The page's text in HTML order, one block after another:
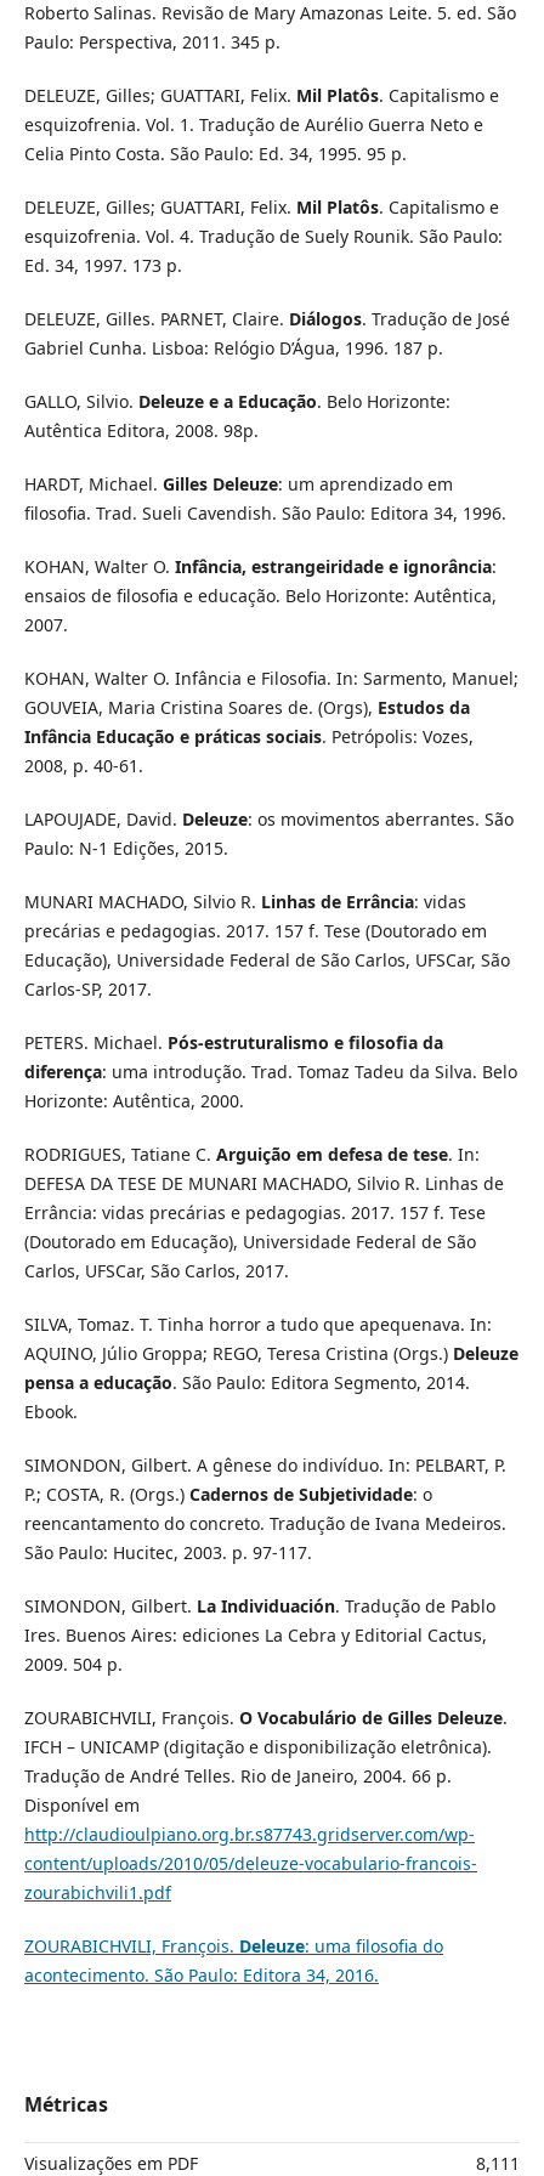
Roberto Salinas. Revisão de Mary Amazonas Leite. 5. ed. São
Paulo: Perspectiva, 2011. 345 p.
DELEUZE, Gilles; GUATTARI, Felix. Mil Platôs. Capitalismo e
esquizofrenia. Vol. 1. Tradução de Aurélio Guerra Neto e
Celia Pinto Costa. São Paulo: Ed. 34, 1995. 95 p.
DELEUZE, Gilles; GUATTARI, Felix. Mil Platôs. Capitalismo e
esquizofrenia. Vol. 4. Tradução de Suely Rounik. São Paulo:
Ed. 34, 1997. 173 p.
DELEUZE, Gilles. PARNET, Claire. Diálogos. Tradução de José
Gabriel Cunha. Lisboa: Relógio D’Água, 1996. 187 p.
GALLO, Silvio. Deleuze e a Educação. Belo Horizonte:
Autêntica Editora, 2008. 98p.
HARDT, Michael. Gilles Deleuze: um aprendizado em
filosofia. Trad. Sueli Cavendish. São Paulo: Editora 34, 1996.
KOHAN, Walter O. Infância, estrangeiridade e ignorância:
ensaios de filosofia e educação. Belo Horizonte: Autêntica,
2007.
KOHAN, Walter O. Infância e Filosofia. In: Sarmento, Manuel;
GOUVEIA, Maria Cristina Soares de. (Orgs), Estudos da
Infância Educação e práticas sociais. Petrópolis: Vozes,
2008, p. 40-61.
LAPOUJADE, David. Deleuze: os movimentos aberrantes. São
Paulo: N-1 Edições, 2015.
MUNARI MACHADO, Silvio R. Linhas de Errância: vidas
precárias e pedagogias. 2017. 157 f. Tese (Doutorado em
Educação), Universidade Federal de São Carlos, UFSCar, São
Carlos-SP, 2017.
PETERS. Michael. Pós-estruturalismo e filosofia da
diferença: uma introdução. Trad. Tomaz Tadeu da Silva. Belo
Horizonte: Autêntica, 2000.
RODRIGUES, Tatiane C. Arguição em defesa de tese. In:
DEFESA DA TESE DE MUNARI MACHADO, Silvio R. Linhas de
Errância: vidas precárias e pedagogias. 2017. 157 f. Tese
(Doutorado em Educação), Universidade Federal de São
Carlos, UFSCar, São Carlos, 2017.
SILVA, Tomaz. T. Tinha horror a tudo que apequenava. In:
AQUINO, Júlio Groppa; REGO, Teresa Cristina (Orgs.) Deleuze
pensa a educação. São Paulo: Editora Segmento, 2014.
Ebook.
SIMONDON, Gilbert. A gênese do indivíduo. In: PELBART, P.
P.; COSTA, R. (Orgs.) Cadernos de Subjetividade: o
reencantamento do concreto. Tradução de Ivana Medeiros.
São Paulo: Hucitec, 2003. p. 97-117.
SIMONDON, Gilbert. La Individuación. Tradução de Pablo
Ires. Buenos Aires: ediciones La Cebra y Editorial Cactus,
2009. 504 p.
ZOURABICHVILI, François. O Vocabulário de Gilles Deleuze.
IFCH – UNICAMP (digitação e disponibilização eletrônica).
Tradução de André Telles. Rio de Janeiro, 2004. 66 p.
Disponível em
http://claudioulpiano.org.br.s87743.gridserver.com/wp-
content/uploads/2010/05/deleuze-vocabulario-francois-
zourabichvili1.pdf
ZOURABICHVILI, François. Deleuze: uma filosofia do
acontecimento. São Paulo: Editora 34, 2016.
Métricas
Visualizações em PDF 8,111